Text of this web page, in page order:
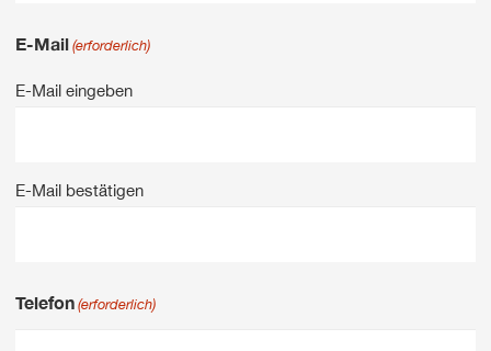
E-Mail (erforderlich)
E-Mail eingeben
E-Mail bestätigen
Telefon (erforderlich)